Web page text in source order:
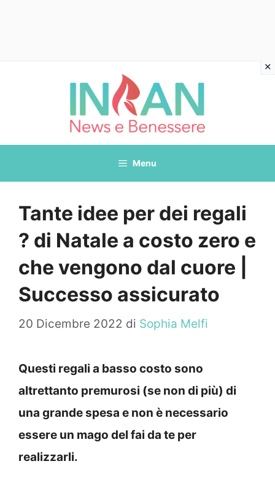
Menu
Tante idee per dei regali
? di Natale a costo zero e
che vengono dal cuore |
Successo assicurato
20 Dicembre 2022 di Sophia Melfi
Questi regali a basso costo sono
altrettanto premurosi (se non di più) di
una grande spesa e non è necessario
essere un mago del fai da te per
realizzarli.